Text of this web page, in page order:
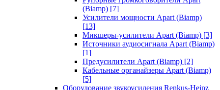
(Biamp) [7]
Усилители мощности Apart (Biamp)
[13]
Микшеры-усилители Apart (Biamp) [3]
Источники аудиосигнала Apart (Biamp)
[1]
Предусилители Apart (Biamp) [2]
Кабельные органайзеры Apart (Biamp)
[5]
Оборудование звукоусиления Renkus-Heinz